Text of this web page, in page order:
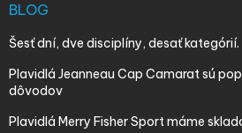
BLOG
Šesť dní, dve disciplíny, desať kategórií.
Plavidlá Jeanneau Cap Camarat sú
dôvodov
Plavidlá Merry Fisher Sport máme